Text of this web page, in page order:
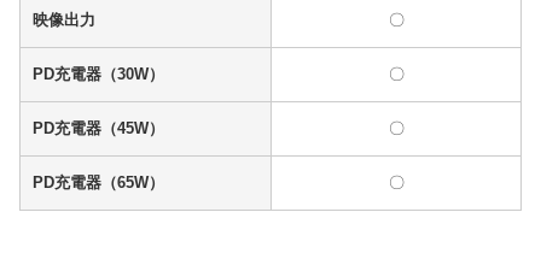
映像出力 〇
PD充電器（30W） 〇
PD充電器（45W） 〇
PD充電器（65W） 〇